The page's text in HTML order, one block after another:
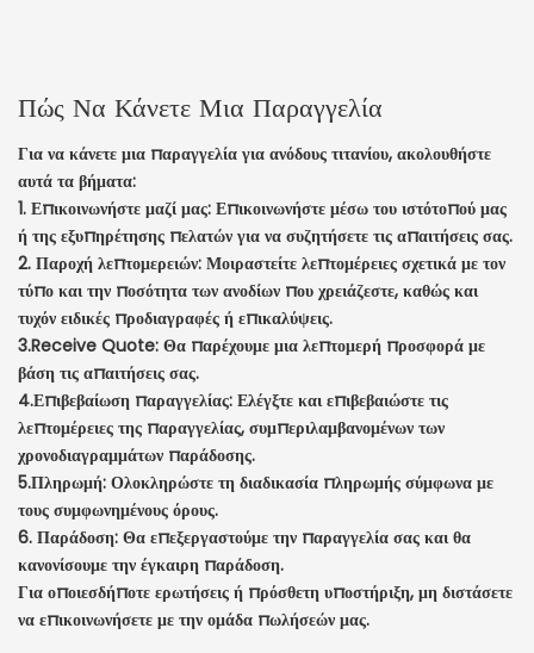
Πώς Να Κάνετε Μια Παραγγελία
Για να κάνετε μια παραγγελία για ανόδους τιτανίου, ακολουθήστε
αυτά τα βήματα:
1. Επικοινωνήστε μαζί μας: Επικοινωνήστε μέσω του ιστότοπού μας
ή της εξυπηρέτησης πελατών για να συζητήσετε τις απαιτήσεις σας.
2. Παροχή λεπτομερειών: Μοιραστείτε λεπτομέρειες σχετικά με τον
τύπο και την ποσότητα των ανοδίων που χρειάζεστε, καθώς και
τυχόν ειδικές προδιαγραφές ή επικαλύψεις.
3.Receive Quote: Θα παρέχουμε μια λεπτομερή προσφορά με
βάση τις απαιτήσεις σας.
4.Επιβεβαίωση παραγγελίας: Ελέγξτε και επιβεβαιώστε τις
λεπτομέρειες της παραγγελίας, συμπεριλαμβανομένων των
χρονοδιαγραμμάτων παράδοσης.
5.Πληρωμή: Ολοκληρώστε τη διαδικασία πληρωμής σύμφωνα με
τους συμφωνημένους όρους.
6. Παράδοση: Θα επεξεργαστούμε την παραγγελία σας και θα
κανονίσουμε την έγκαιρη παράδοση.
Για οποιεσδήποτε ερωτήσεις ή πρόσθετη υποστήριξη, μη διστάσετε
να επικοινωνήσετε με την ομάδα πωλήσεών μας.